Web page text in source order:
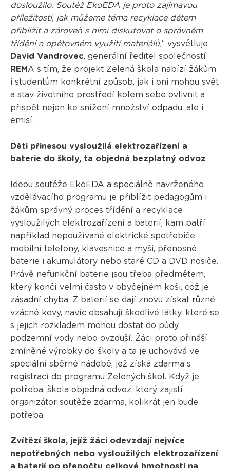
dosloužilo. Soutěž EkoEDA je proto zajímavou
příležitostí, jak můžeme téma recyklace dětem
přiblížit a zároveň s nimi diskutovat o správném
třídění a opětovném využití materiálů,“ vysvětluje
David Vandrovec, generální ředitel společností
REM A s tím, že projekt Zelená škola nabízí žákům
i studentům konkrétní způsob, jak i oni mohou svět
a stav životního prostředí kolem sebe ovlivnit a
přispět nejen ke snížení množství odpadu, ale i
emisí.
Děti přinesou vysloužilá elektrozařízení a
baterie do školy, ta objedná bezplatný odvoz
Ideou soutěže EkoEDA a speciálně navrženého
vzdělávacího programu je přiblížit pedagogům i
žákům správný proces třídění a recyklace
vysloužilých elektrozařízení a baterií, kam patří
například nepoužívané elektrické spotřebiče,
mobilní telefony, klávesnice a myši, přenosné
baterie i akumulátory nebo staré CD a DVD nosiče.
Právě nefunkční baterie jsou třeba předmětem,
který končí velmi často v obyčejném koši, což je
zásadní chyba. Z baterií se dají znovu získat různé
vzácné kovy, navíc obsahují škodlivé látky, které se
s jejich rozkladem mohou dostat do půdy,
podzemní vody nebo ovzduší. Žáci proto přináší
zmíněné výrobky do školy a ta je uchovává ve
speciální sběrné nádobě, jež získá zdarma s
registrací do programu Zelených škol. Když je
potřeba, škola objedná odvoz, který zajistí
organizátor soutěže zdarma, kolikrát jen bude
potřeba.
Zvítězí škola, jejíž žáci odevzdají nejvíce
nepotřebných nebo vysloužilých elektrozařízení